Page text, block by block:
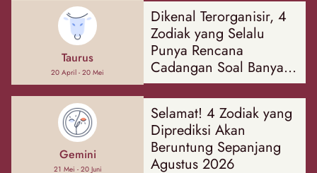
Taurus
20 April - 20 Mei
Dikenal Terorganisir, 4
Zodiak yang Selalu
Punya Rencana
Cadangan Soal Banyak
Hal
Gemini
21 Mei - 20 Juni
Selamat! 4 Zodiak yang
Diprediksi Akan
Beruntung Sepanjang
Agustus 2026